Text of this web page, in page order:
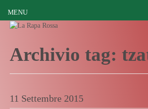
Archivio tag:
11 Settembre 2015
MENU